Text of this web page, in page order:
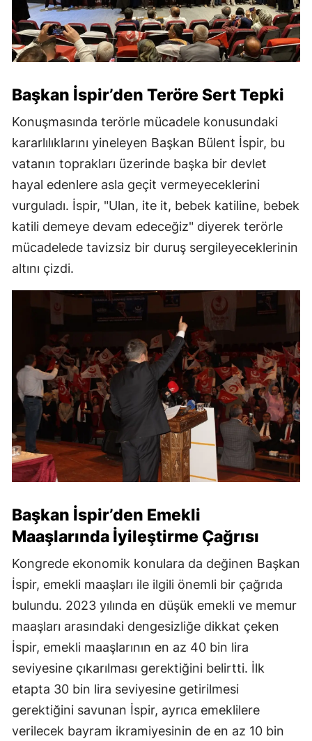
Başkan İspir’den Teröre Sert Tepki
Konuşmasında terörle mücadele konusundaki
kararlılıklarını yineleyen Başkan Bülent İspir, bu
vatanın toprakları üzerinde başka bir devlet
hayal edenlere asla geçit vermeyeceklerini
vurguladı. İspir, "Ulan, ite it, bebek katiline, bebek
katili demeye devam edeceğiz" diyerek terörle
mücadelede tavizsiz bir duruş sergileyeceklerinin
altını çizdi.
Başkan İspir’den Emekli
Maaşlarında İyileştirme Çağrısı
Kongrede ekonomik konulara da değinen Başkan
İspir, emekli maaşları ile ilgili önemli bir çağrıda
bulundu. 2023 yılında en düşük emekli ve memur
maaşları arasındaki dengesizliğe dikkat çeken
İspir, emekli maaşlarının en az 40 bin lira
seviyesine çıkarılması gerektiğini belirtti. İlk
etapta 30 bin lira seviyesine getirilmesi
gerektiğini savunan İspir, ayrıca emeklilere
verilecek bayram ikramiyesinin de en az 10 bin